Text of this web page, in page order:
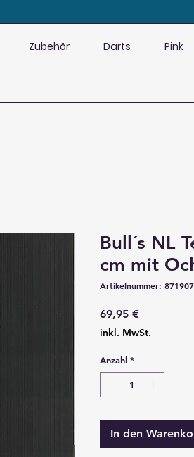
Zubehör Darts Pink
Bull´s NL
cm mit
Artikelnummer:
69,95 €
inkl. MwSt.
Anzahl *
In den